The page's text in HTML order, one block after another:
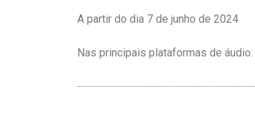
A partir do dia 7 de junho de 2024
Nas principais plataformas de áudio: